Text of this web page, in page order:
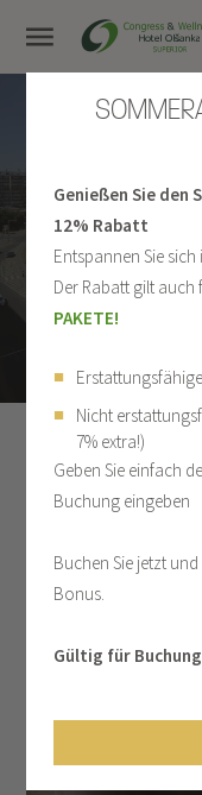
ALLES
RESTAURANT
Genießen Sie den
12% Rabatt
Entspannen Sie
Der Rabatt gilt
PAKETE!
Nicht
7% extra!)
Geben Sie einfach
Buchung eingeben
Buchen Sie jetzt
Bonus.
Gültig für